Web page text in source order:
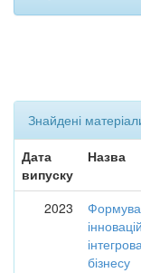
Знайдені
Дата
випуску
Назва
2023
бізнесу